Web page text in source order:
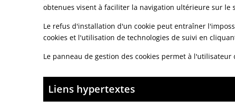
obtenues visent à faciliter la navigation ultérieure sur
Le refus d'installation d'un cookie peut entraîner
cookies et l'utilisation de technologies de suivi en
Le panneau de gestion des cookies permet à
Liens hypertextes